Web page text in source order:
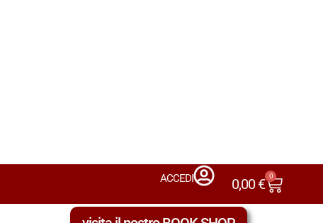
di Conegliano
tipologia della Denominazione “Colli di Conegliano